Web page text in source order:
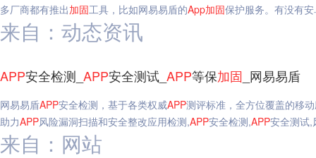
多厂商都有推出加固工具，比如网易易盾的App加固保护服务。有没有
来自：动态资讯
APP安全检测_ APP安全测试_ APP等保加固 _网易易盾
网易易盾APP安全检测，基于各类权威APP测评标准，全方位覆盖的移
助力APP风险漏洞扫描和安全整改应用检测,APP安全检测,APP安全测试,
来自：网站